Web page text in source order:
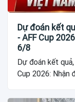
Dự đoán kết
- AFF Cup
6/8
Dự đoán kết
Cup 2026: Nhận